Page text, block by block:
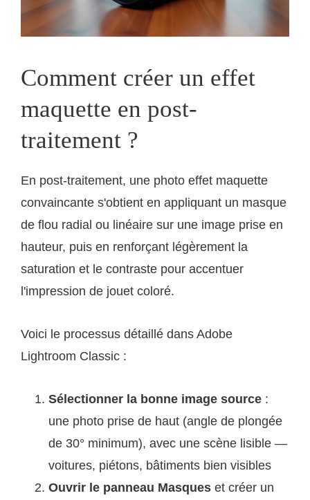
Comment créer un effet
maquette en post-
traitement ?
En post-traitement, une photo effet maquette
convaincante s'obtient en appliquant un masque
de flou radial ou linéaire sur une image prise en
hauteur, puis en renforçant légèrement la
saturation et le contraste pour accentuer
l'impression de jouet coloré.
Voici le processus détaillé dans Adobe
Lightroom Classic :
Sélectionner la bonne image source :
une photo prise de haut (angle de plongée
de 30° minimum), avec une scène lisible —
voitures, piétons, bâtiments bien visibles
Ouvrir le panneau Masques et créer un